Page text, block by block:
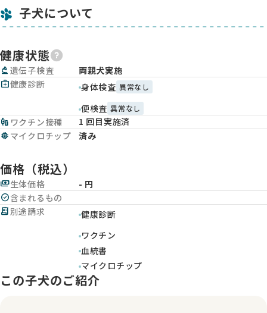
子犬について
健康状態
biotech 遺伝子検査
両親犬実施
medical_services健康診断 身体検査 異常なし
便検査 異常なし
vaccines ワクチン接種
1 回目実施済
memory マイクロチップ 済み
価格（税込）
payments生体価格
- 円
check_circle含まれるもの
receipt_long別途請求
健康診断
ワクチン
血統書
マイクロチップ
この子犬のご紹介